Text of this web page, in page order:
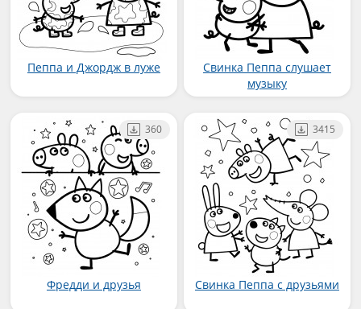
Пеппа и Джордж в луже
Свинка Пеппа слушает
музыку
Фредди и друзья
360
Свинка Пеппа с друзьями
3415